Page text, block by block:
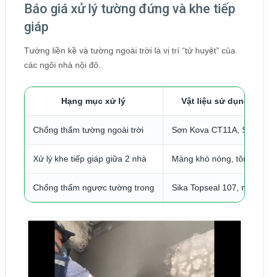
Báo giá xử lý tường đứng và khe tiếp
giáp
Tường liền kề và tường ngoài trời là vị trí “tử huyệt” của
các ngôi nhà nội đô.
Hạng mục xử lý Vật liệu sử dụng
Chống thấm tường ngoài trời Sơn Kova CT11A, Sika
Xử lý khe tiếp giáp giữa 2 nhà Màng khò nóng, tôn
Chống thấm ngược tường trong Sika Topseal 107, màng